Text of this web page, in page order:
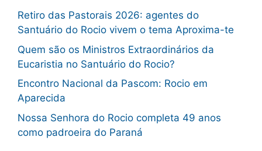
Retiro das Pastorais 2026: agentes do
Santuário do Rocio vivem o tema Aproxima-te
Quem são os Ministros Extraordinários da
Eucaristia no Santuário do Rocio?
Encontro Nacional da Pascom: Rocio em
Aparecida
Nossa Senhora do Rocio completa 49 anos
como padroeira do Paraná